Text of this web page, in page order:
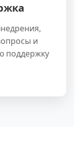
и
поддержку